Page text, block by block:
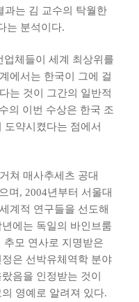
과는 김 교수의 탁월한
는 분석이다.
업체들이 세계 최상위를
에서는 한국이 그에 걸
는 것이 그간의 일반적
의 이번 수상은 한국 조
도약시켰다는 점에서
쳐 매사추세츠 공대
며, 2004년부터 서울대
계적 연구들을 선도해
에는 독일의 바인브룸
추모 연사로 지명받은
은 선박유체역학 분야
음을 인정받는 것이
영예로 알려져 있다.